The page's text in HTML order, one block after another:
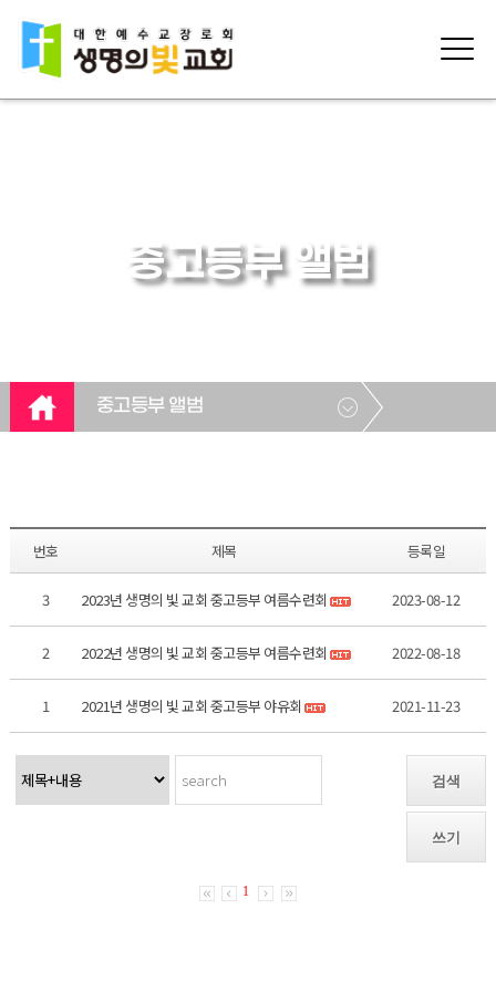
중고등부 앨범
중고등부 앨범
번호 제목 등록일
3 2023년 생명의 빛 교회 중고등부 여름수련회 2023-08-12
2 2022년 생명의 빛 교회 중고등부 여름수련회 2022-08-18
1 2021년 생명의 빛 교회 중고등부 야유회 2021-11-23
검색
쓰기
1